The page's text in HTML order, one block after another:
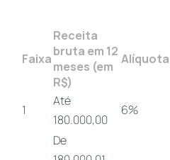
Faixa
Receita
bruta em 12
meses (em
R$)
Alíquota
1
Até
180.000,00
6%
De